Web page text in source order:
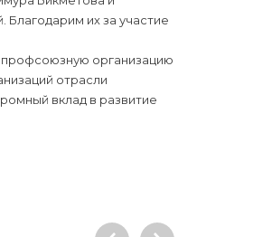
их за участие
профсоюзную организацию
отрасли
вклад в развитие